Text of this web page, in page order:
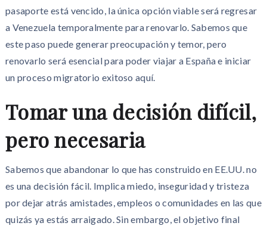
pasaporte está vencido, la única opción viable será regresar
a Venezuela temporalmente para renovarlo. Sabemos que
este paso puede generar preocupación y temor, pero
renovarlo será esencial para poder viajar a España e iniciar
un proceso migratorio exitoso aquí.
Tomar una decisión difícil,
pero necesaria
Sabemos que abandonar lo que has construido en EE.UU. no
es una decisión fácil. Implica miedo, inseguridad y tristeza
por dejar atrás amistades, empleos o comunidades en las que
quizás ya estás arraigado. Sin embargo, el objetivo final